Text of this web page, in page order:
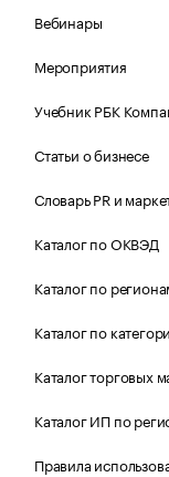
Вебинары
Мероприятия
Учебник РБК
Статьи о бизнесе
Словарь PR и
Каталог по ОКВЭД
Каталог по
Каталог по
Каталог торговых
Каталог ИП по
Правила